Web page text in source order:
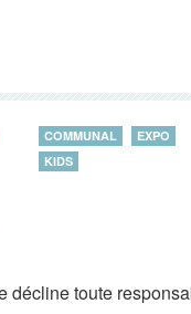
COMMUNAL
EXPO
KIDS
décline toute